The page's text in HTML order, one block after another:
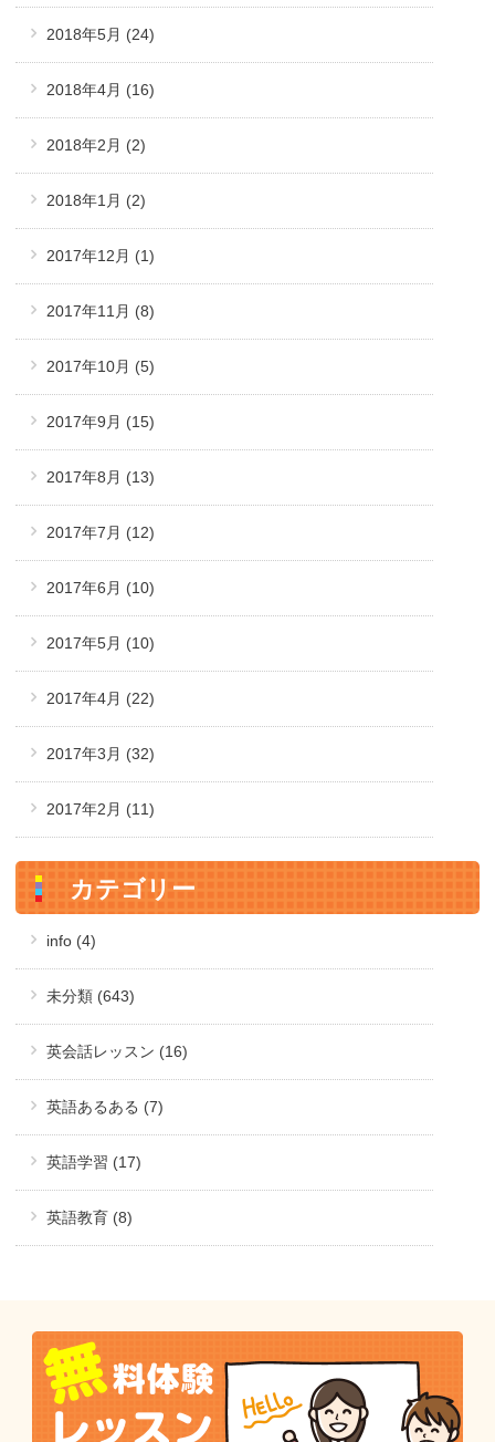
2018年5月 (24)
2018年4月 (16)
2018年2月 (2)
2018年1月 (2)
2017年12月 (1)
2017年11月 (8)
2017年10月 (5)
2017年9月 (15)
2017年8月 (13)
2017年7月 (12)
2017年6月 (10)
2017年5月 (10)
2017年4月 (22)
2017年3月 (32)
2017年2月 (11)
カテゴリー
info (4)
未分類 (643)
英会話レッスン (16)
英語あるある (7)
英語学習 (17)
英語教育 (8)